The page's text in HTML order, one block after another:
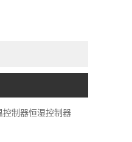
控制器恒湿控制器